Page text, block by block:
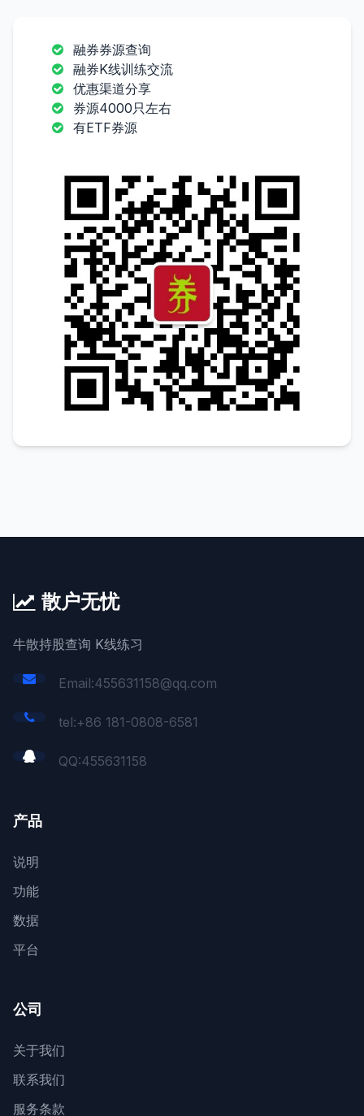
融券券源查询
融券K线训练交流
优惠渠道分享
券源4000只左右
有ETF券源
散户无忧
牛散持股查询 K线练习
Email:455631158@qq.com
tel:+86 181-0808-6581
QQ:455631158
产品
说明
功能
数据
平台
公司
关于我们
联系我们
服务条款